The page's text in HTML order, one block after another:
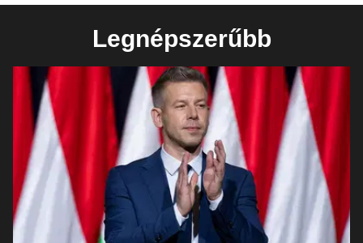
Legnépszerűbb